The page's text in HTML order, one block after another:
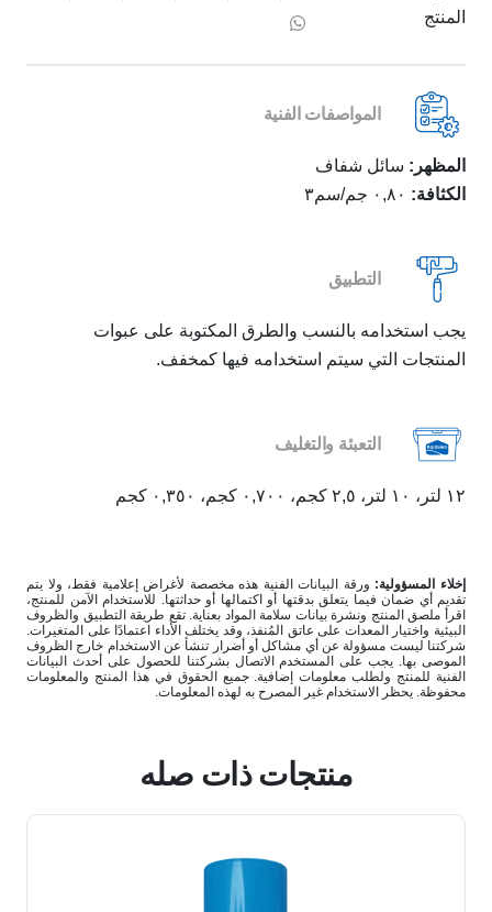
المنتج
المواصفات الفنية
المظهر: سائل شفاف
الكثافة:
التطبيق
يجب استخدامه بالنسب والطرق المكتوبة على عبوات
المنتجات التي سيتم استخدامه فيها كمخفف.
التعبئة والتغليف
١٢ لتر، ١٠ لتر، ٢,٥ كجم، ٠,٧٠٠ كجم، ٠,٣٥٠ كجم
إخلاء المسؤولية: ورقة البيانات الفنية هذه مخصصة لأغراض إعلامية فقط، ولا يتم
تقديم أي ضمان فيما يتعلق بدقتها أو اكتمالها أو حداثتها. للاستخدام الآمن للمنتج،
اقرأ ملصق المنتج ونشرة بيانات سلامة المواد بعناية. تقع طريقة التطبيق والظروف
البيئية واختيار المعدات على عاتق المُنفذ، وقد يختلف الأداء اعتمادًا على المتغيرات.
شركتنا ليست مسؤولة عن أي مشاكل أو أضرار تنشأ عن الاستخدام خارج الظروف
الموصى بها. يجب على المستخدم الاتصال بشركتنا للحصول على أحدث البيانات
الفنية للمنتج ولطلب معلومات إضافية. جميع الحقوق في هذا المنتج والمعلومات
محفوظة. يحظر الاستخدام غير المصرح به لهذه المعلومات.
منتجات ذات صله